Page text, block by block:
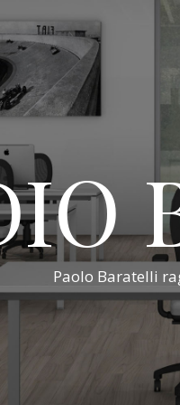
Paolo Baratelli